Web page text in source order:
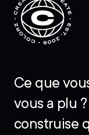
Ce que
vous a plu
construise